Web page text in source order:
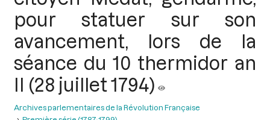
pour statuer sur son
avancement, lors de la
séance du 10 thermidor an
II (28 juillet 1794)
Archives parlementaires de la Révolution Française